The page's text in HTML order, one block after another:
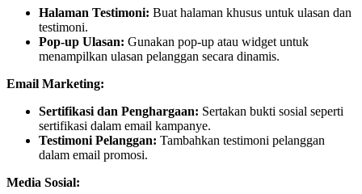
Halaman Testimoni: Buat halaman khusus untuk ulasan dan
testimoni.
Pop-up Ulasan: Gunakan pop-up atau widget untuk
menampilkan ulasan pelanggan secara dinamis.
Email Marketing:
Sertifikasi dan Penghargaan: Sertakan bukti sosial seperti
sertifikasi dalam email kampanye.
Testimoni Pelanggan: Tambahkan testimoni pelanggan
dalam email promosi.
Media Sosial: